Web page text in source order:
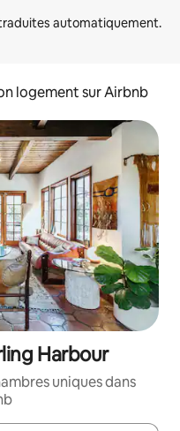
logement sur Airbnb
Harbour
uniques dans